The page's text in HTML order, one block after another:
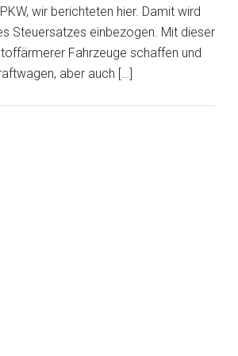
wir berichteten hier. Damit wird
Steuersatzes einbezogen. Mit dieser
Fahrzeuge schaffen und
aber auch […]